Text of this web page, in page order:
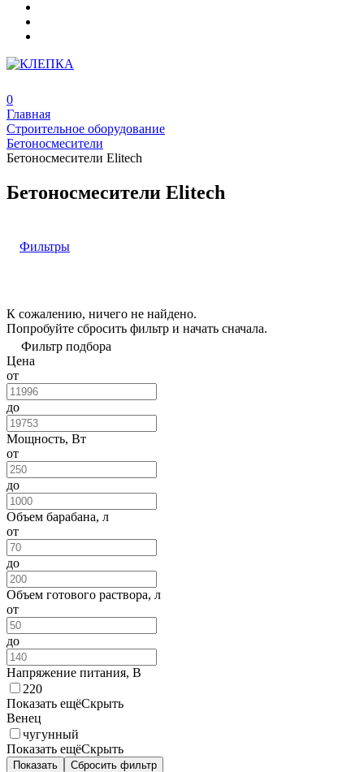
0
Главная
Строительное оборудование
Бетоносмесители
Бетоносмесители Elitech
Бетоносмесители Elitech
Фильтры
К сожалению, ничего не найдено.
Попробуйте сбросить фильтр и начать сначала.
Фильтр подбора
Цена
от
до
Мощность, Вт
от
до
Объем барабана, л
от
до
Объем готового раствора, л
от
до
Напряжение питания, В
220
Показать ещёСкрыть
Венец
чугунный
Показать ещёСкрыть
Показать Сбросить фильтр